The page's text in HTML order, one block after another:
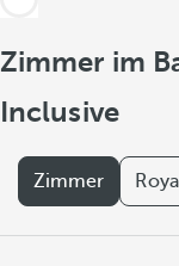
Zimmer im
Inclusive
Zimmer